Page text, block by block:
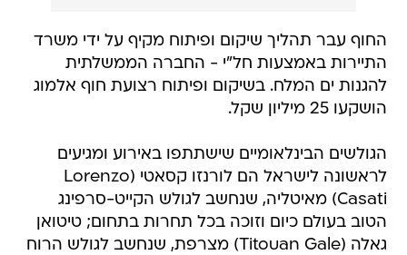
החוף עבר תהליך שיקום ופיתוח מקיף על ידי משרד
התיירות באמצעות חל"י - החברה הממשלתית
להגנות ים המלח. בשיקום ופיתוח רצועת חוף אלמוג
הושקעו 25 מיליון שקל.
הגולשים הבינלאומיים שישתתפו באירוע ומגיעים
לראשונה לישראל הם לורנזו קסאטי (Lorenzo
Casati) מאיטליה, שנחשב לגולש הקייט-סרפינג
הטוב בעולם כיום וזוכה בכל תחרות בתחום; טיטואן
גאלה (Titouan Gale) מצרפת, שנחשב לגולש הרוח